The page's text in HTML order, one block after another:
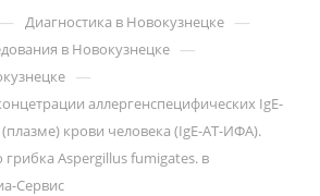
— Диагностика в Новокузнецке —
в Новокузнецке —
—
аллергенспецифических IgE-
крови человека (IgE-АТ-ИФА).
грибка Aspergillus fumigates. в
Сервис